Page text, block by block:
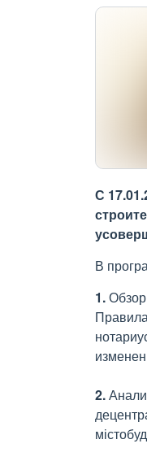
С
В
1.
2.